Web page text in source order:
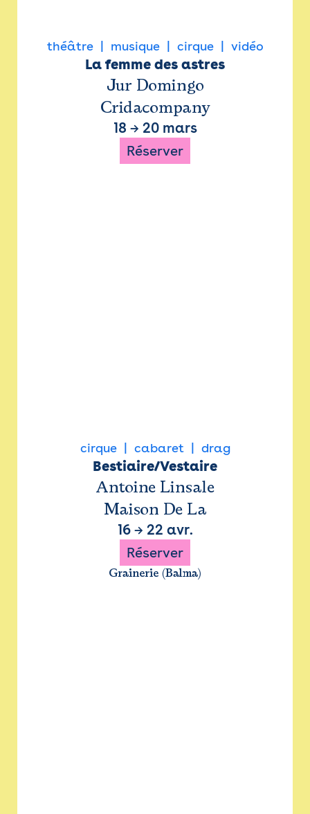
théâtre musique cirque vidéo
La femme des astres
Jur Domingo
Cridacompany
18 → 20 mars
Réserver
cirque cabaret drag
Bestiaire/Vestaire
Antoine Linsale
Maison De La
16→ 22 avr.
Réserver
Grainerie (Balma)